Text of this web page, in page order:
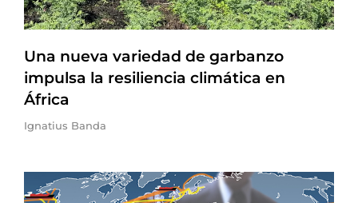
Una nueva variedad de garbanzo
impulsa la resiliencia climática en
África
Ignatius Banda